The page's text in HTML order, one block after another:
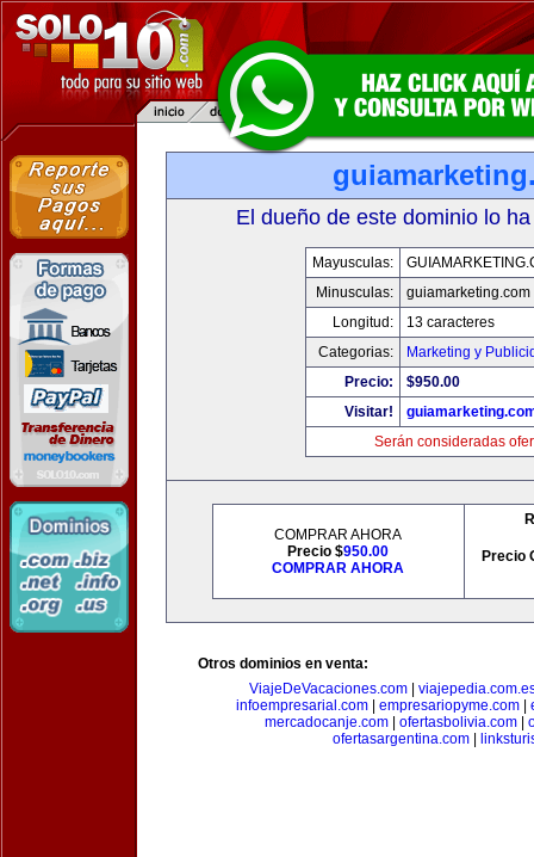
El dueño de este dominio lo
Mayusculas:
Minusculas:
guiamarketing.com
Longitud:
13 caracteres
Categorias:
Marketing y
Precio:
$950.00
Visitar!
Serán consideradas
COMPRAR AHORA
Precio $950.00
COMPRAR AHORA
Precio
Otros dominios en venta:
ViajeDeVacaciones.com
infoempresarial.com| empresariopyme.com|
mercadocanje.com
ofertasbolivia.com
ofertasargentina.com|